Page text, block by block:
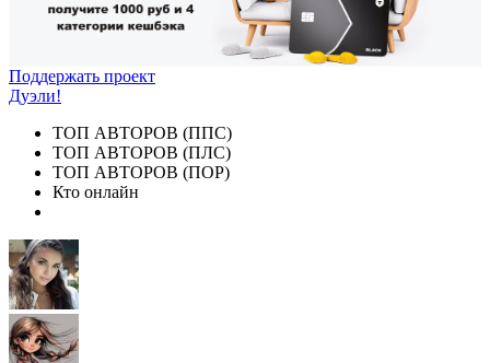
Поддержать проект
Дуэли!
ТОП АВТОРОВ (ППС)
ТОП АВТОРОВ (ПЛС)
ТОП АВТОРОВ (ПОР)
Кто онлайн